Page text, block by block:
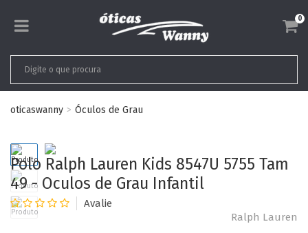
0
oticaswanny Óculos de Grau
Polo Ralph Lauren Kids 8547U 5755 Tam
49 - Oculos de Grau Infantil
Ralph Lauren